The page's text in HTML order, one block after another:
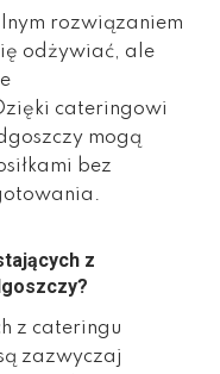
rozwiązaniem
odżywiać, ale
cateringowi
mogą
bez
z
z cateringu
zazwyczaj